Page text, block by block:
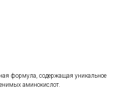
формула, содержащая уникальное
аминокислот.